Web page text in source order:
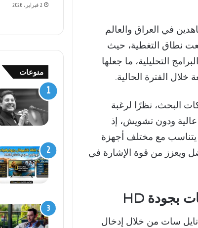
من قبل المشاهدين في العراق والعالم
نطاق التغطية، حيث
التحليلية، ما جعلها
الفترة الحالية.
بحثًا عبر محركات البحث، نظرًا لرغبة
ودون تشويش، إذ
يتناسب مع مختلف أجهزة
ويعزز من قوة الإشارة في
2026 عبر القمر الصناعي نايل سات من خلال إدخال
2 فبراير، 2026
منوعات